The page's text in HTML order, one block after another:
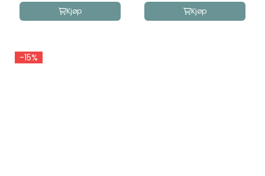
Kjøp
Kjøp
-15%